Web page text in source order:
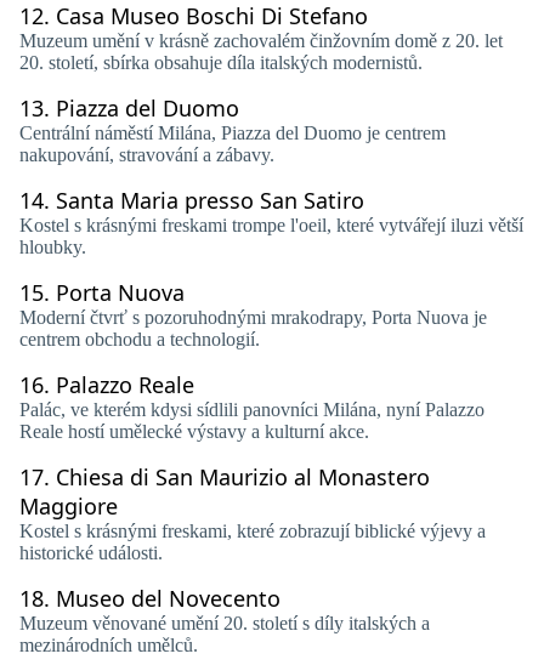
12. Casa Museo Boschi Di Stefano
Muzeum umění v krásně zachovalém činžovním domě z 20. let
20. století, sbírka obsahuje díla italských modernistů.
13. Piazza del Duomo
Centrální náměstí Milána, Piazza del Duomo je centrem
nakupování, stravování a zábavy.
14. Santa Maria presso San Satiro
Kostel s krásnými freskami trompe l'oeil, které vytvářejí iluzi větší
hloubky.
15. Porta Nuova
Moderní čtvrť s pozoruhodnými mrakodrapy, Porta Nuova je
centrem obchodu a technologií.
16. Palazzo Reale
Palác, ve kterém kdysi sídlili panovníci Milána, nyní Palazzo
Reale hostí umělecké výstavy a kulturní akce.
17. Chiesa di San Maurizio al Monastero
Maggiore
Kostel s krásnými freskami, které zobrazují biblické výjevy a
historické události.
18. Museo del Novecento
Muzeum věnované umění 20. století s díly italských a
mezinárodních umělců.